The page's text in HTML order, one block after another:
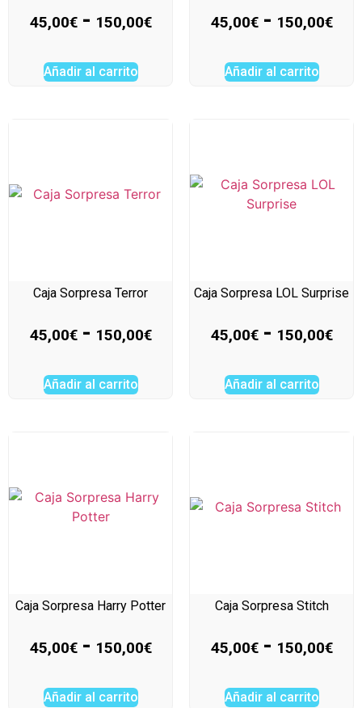
45,00€ - 150,00€
Añadir al carrito
45,00€ - 150,00€
Añadir al carrito
Caja Sorpresa Terror
45,00€ - 150,00€
Añadir al carrito
Caja Sorpresa LOL Surprise
45,00€ - 150,00€
Añadir al carrito
Caja Sorpresa Harry Potter
45,00€ - 150,00€
Añadir al carrito
Caja Sorpresa Stitch
45,00€ - 150,00€
Añadir al carrito